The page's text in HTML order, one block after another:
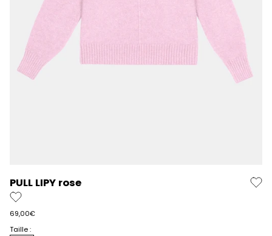
PULL LIPY rose
Prix de vente
69,00€
Taille :